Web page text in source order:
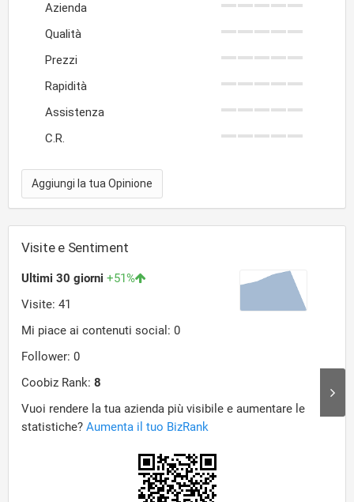
Azienda
Qualità
Prezzi
Rapidità
Assistenza
C.R.
Aggiungi la tua Opinione
Visite e Sentiment